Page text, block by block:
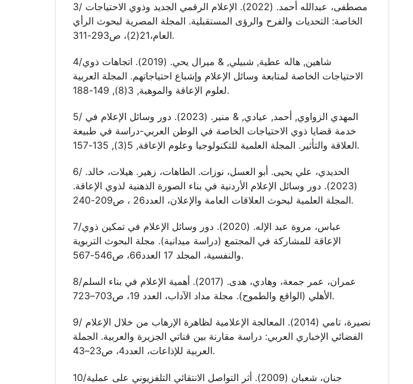
3/ مصطفى، عبدالله أحمد. (2022). الإعلام الرقمي الجديد وذوي الاحتياجات
الخاصة: التحديات والفرح والرؤى المستقبلية. المجلة المصرية لبحوث الرأي
العام،21(2)، ص293-311.
4/شاهين, هاله عطية, شبيلي, & ميرال يحي. (2019). اتجاهات ذوي
الاحتياجات الخاصة لمتابعة وسائل الإعلام وإشباع احتياجاتهم. المجلة العربية
لعلوم الإعاقة والموهبة, 3(8), 149-188.‎
5/ المهدي الزواوي, أحمد, عيادي, & منير. (2023). دور وسائل الإعلام في
خدمة قضايا ذوي الاحتياجات الخاصة في الوطن العربي-دراسة في طبيعة
العلاقة والتأثير. المجلة العلمية للتکنولوجيا وعلوم الإعاقة, 5(3), 135-157.‎
6/ الحديدي، علي يحيى. أبو العسل، نوزات. الطاهات، زهير. هيلات، خالد.
(2023). دور وسائل الإعلام الأردنية في بناء الصورة الذهنية لذوي الإعاقة.
المجلة العلمية لبحوث العلاقات العامة والإعلان، العدد26 ، ص209-240.
7/عباس، مروة عبد الإله. (2020). دور وسائل الإعلام في تمكين ذوي
الإعاقة للمشاركة في المجتمع (دراسة ميدانية). مجلة البحوث التربوية
والنفسية، المجلد 17 العدد66، ص546-567.
8/عمران، عمر جمعة، وهادي، هدى. (2017). أهمية الإعلام في بناء السلم
الأهلي (الواقع والطموح). مجلة مداد الآداب، العدد 19، ص703–723.
9/ نصيرة، تامي (2014). المعالجة الإعلامية لظاهرة الإرهاب من خلال الإعلام
الفضائي الإخباري العربي: دراسة مقارنة بين قناتي الجزيرة والعربية. الجملة
العربية للإذاعات، العدد4، ص23–43.
10/جنان، شعبان (2009). أثر التواصل الانتقائي التلفزيوني على عملية